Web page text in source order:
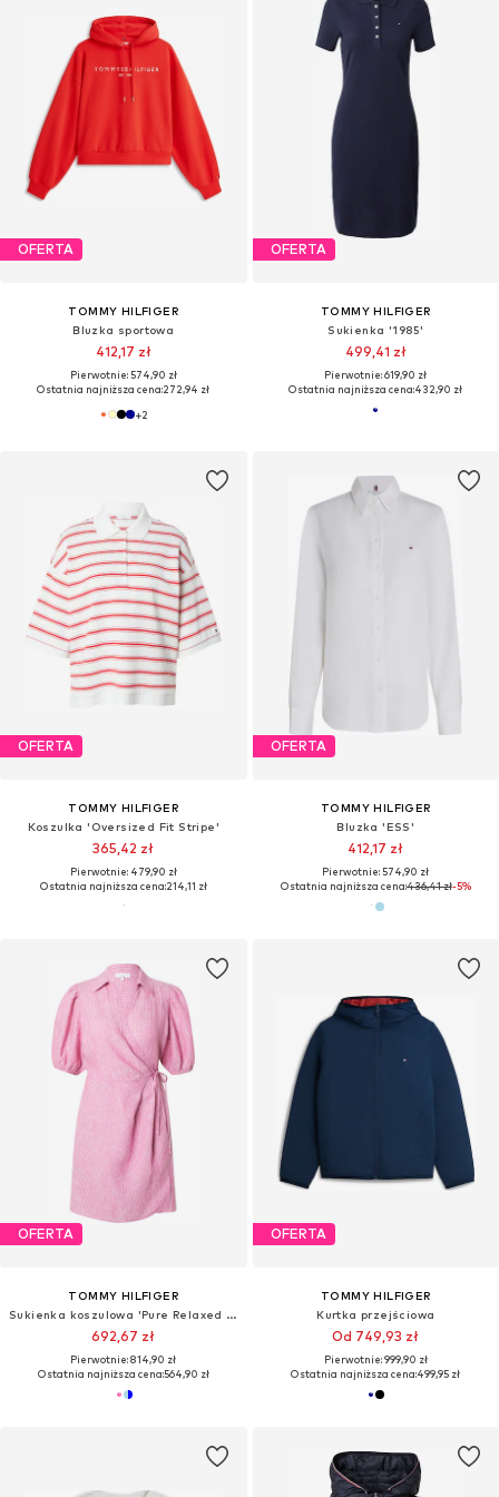
OFERTA
TOMMY HILFIGER
Bluzka sportowa
412,17 zł
Pierwotnie: 574,90 zł
Ostatnia najniższa cena:272,94 zł
+2
OFERTA
TOMMY HILFIGER
Sukienka '1985'
499,41 zł
Pierwotnie: 619,90 zł
Ostatnia najniższa cena:432,90 zł
OFERTA
TOMMY HILFIGER
Koszulka 'Oversized Fit Stripe'
365,42 zł
Pierwotnie: 479,90 zł
Ostatnia najniższa cena:214,11 zł
OFERTA
TOMMY HILFIGER
Bluzka 'ESS'
412,17 zł
Pierwotnie: 574,90 zł
Ostatnia najniższa cena:436,41 zł-5%
OFERTA
TOMMY HILFIGER
Sukienka koszulowa 'Pure Relaxed Mini Wrap'
692,67 zł
Pierwotnie: 814,90 zł
Ostatnia najniższa cena:564,90 zł
OFERTA
TOMMY HILFIGER
Kurtka przejściowa
Od 749,93 zł
Pierwotnie: 999,90 zł
Ostatnia najniższa cena:499,95 zł